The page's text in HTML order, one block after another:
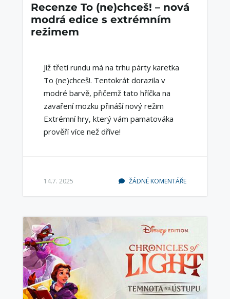
Recenze To (ne)chceš! – nová
modrá edice s extrémním
režimem
Již třetí rundu má na trhu párty karetka
To (ne)chceš!. Tentokrát dorazila v
modré barvě, přičemž tato hříčka na
zavaření mozku přináší nový režim
Extrémní hry, který vám pamatováka
prověří více než dříve!
14.7. 2025 ŽÁDNÉ KOMENTÁŘE